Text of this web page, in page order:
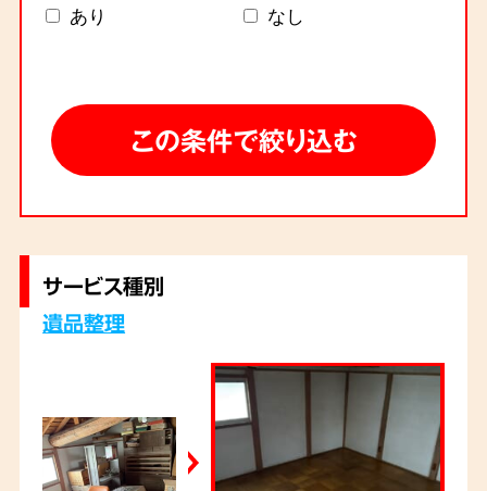
あり なし
サービス種別
遺品整理